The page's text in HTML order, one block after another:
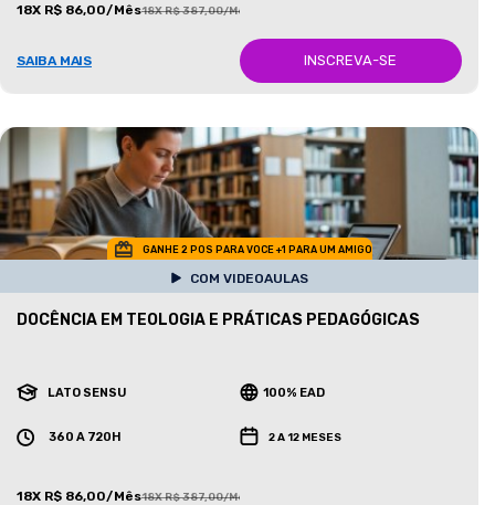
18X R$ 86,00/Mês18X R$ 387,00/Mês
SAIBA MAIS INSCREVA-SE
GANHE 2 POS PARA VOCE +1 PARA UM AMIGO
COM VIDEOAULAS
DOCÊNCIA EM TEOLOGIA E PRÁTICAS PEDAGÓGICAS
LATO SENSU 100% EAD
360 A 720H 2 A 12 MESES
18X R$ 86,00/Mês18X R$ 387,00/Mês